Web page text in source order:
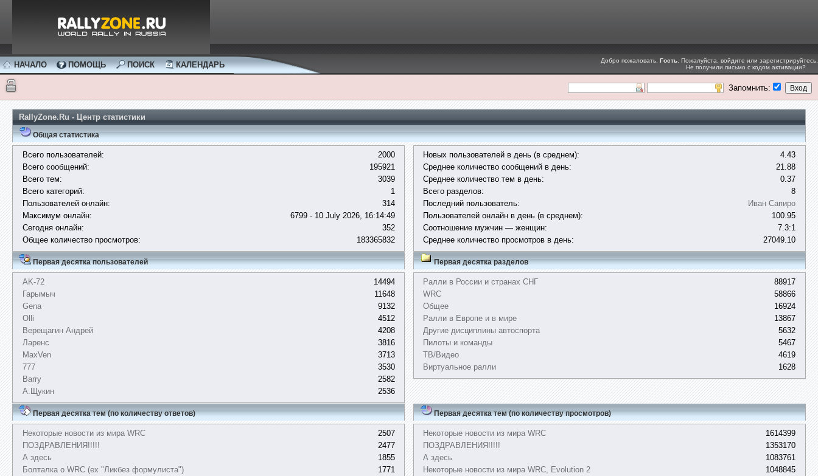
НАЧАЛО ПОМОЩЬ ПОИСК КАЛЕНДАРЬ Добро пожаловать, Гость . Пожалуйста, войдите или зарегистрируйтесь
Не получили письмо с кодом активации?
Запомнить:
RallyZone.Ru - Центр статистики
Общая статистика
Всего пользователей:
2000
Всего сообщений:
195921
Всего тем:
3039
Всего категорий:
1
Пользователей онлайн:
314
Максимум онлайн:
6799 - 10 July 2026, 16:14:49
Сегодня онлайн:
352
Общее количество просмотров:
183365832
Новых пользователей в день (в среднем):
4.43
Среднее количество сообщений в день:
21.88
Среднее количество тем в день:
0.37
Всего разделов:
8
Последний пользователь:
Иван Сапиро
Пользователей онлайн в день (в среднем):
100.95
Соотношение мужчин — женщин:
7.3:1
Среднее количество просмотров в день:
27049.10
Первая десятка пользователей
AK-72
14494
Гарымыч
11648
Gena
9132
Olli
4512
Верещагин Андрей
4208
Ларенс
3816
MaxVen
3713
777
3530
Barry
2582
А.Щукин
2536
Первая десятка разделов
Ралли в России и странах СНГ
88917
WRC
58866
Общее
16924
Ралли в Европе и в мире
13867
Другие дисциплины автоспорта
5632
Пилоты и команды
5467
ТВ/Видео
4619
Виртуальное ралли
1628
Первая десятка тем (по количеству ответов)
Некоторые новости из мира WRC
2507
ПОЗДРАВЛЕНИЯ!!!!!
2477
А здесь
1855
Болталка о WRC (ex "Ликбез формулиста")
1771
Первая десятка тем (по количеству просмотров)
Некоторые новости из мира WRC
1614399
ПОЗДРАВЛЕНИЯ!!!!!
1353170
А здесь
1083761
Некоторые новости из мира WRC, Evolution 2
1048845